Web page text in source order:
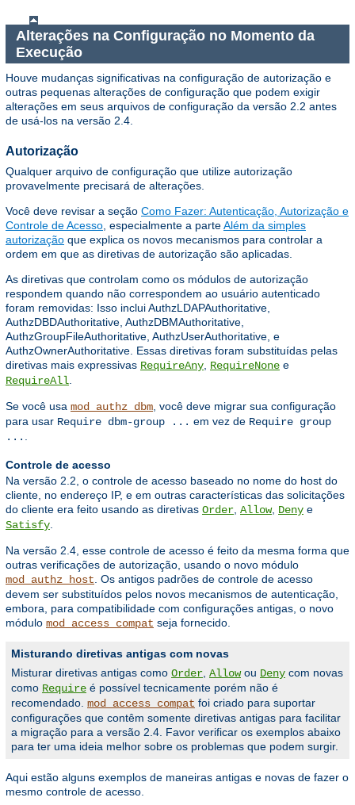
Alterações na Configuração no Momento da
Execução
Houve mudanças significativas na configuração de autorização e
outras pequenas alterações de configuração que podem exigir
alterações em seus arquivos de configuração da versão 2.2 antes
de usá-los na versão 2.4.
Autorização
Qualquer arquivo de configuração que utilize autorização
provavelmente precisará de alterações.
Você deve revisar a seção Como Fazer: Autenticação, Autorização e
Controle de Acesso , especialmente a parteAlém da simples
autorização que explica os novos mecanismos para controlar a
ordem em que as diretivas de autorização são aplicadas.
As diretivas que controlam como os módulos de autorização
respondem quando não correspondem ao usuário autenticado
foram removidas: Isso inclui AuthzLDAPAuthoritative,
AuthzDBDAuthoritative, AuthzDBMAuthoritative,
AuthzGroupFileAuthoritative, AuthzUserAuthoritative, e
AuthzOwnerAuthoritative. Essas diretivas foram substituídas pelas
diretivas mais expressivas RequireAny RequireNone e
RequireAll
Se você usa mod_authz_dbm , você deve migrar sua configuração
para usar Require dbm-group ... em vez de Require group
...
Controle de acesso
Na versão 2.2, o controle de acesso baseado no nome do host do
cliente, no endereço IP, e em outras características das solicitações
do cliente era feito usando as diretivas Order Allow, Deny e
Satisfy
Na versão 2.4, esse controle de acesso é feito da mesma forma que
outras verificações de autorização, usando o novo módulo
mod_authz_host . Os antigos padrões de controle de acesso
devem ser substituídos pelos novos mecanismos de autenticação,
embora, para compatibilidade com configurações antigas, o novo
módulo mod_access_compat seja fornecido.
Misturando diretivas antigas com novas
Misturar diretivas antigas como Order Allowou Deny com novas
como Require é possível tecnicamente porém não é
recomendado. mod_access_compat foi criado para suportar
configurações que contêm somente diretivas antigas para facilitar
a migração para a versão 2.4. Favor verificar os exemplos abaixo
para ter uma ideia melhor sobre os problemas que podem surgir.
Aqui estão alguns exemplos de maneiras antigas e novas de fazer o
mesmo controle de acesso.